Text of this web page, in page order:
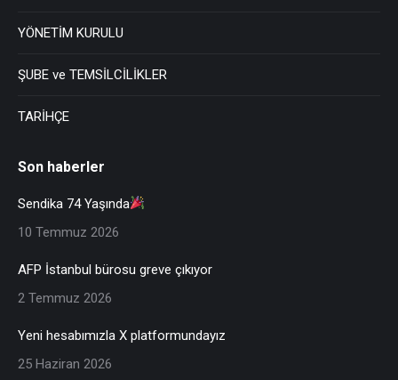
YÖNETİM KURULU
ŞUBE ve TEMSİLCİLİKLER
TARİHÇE
Son haberler
Sendika 74 Yaşında
10 Temmuz 2026
AFP İstanbul bürosu greve çıkıyor
2 Temmuz 2026
Yeni hesabımızla X platformundayız
25 Haziran 2026